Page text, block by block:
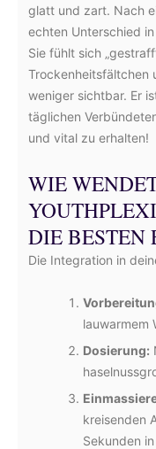
glatt und zart. Nach
echten Unterschied
Sie fühlt sich
Trockenheitsfältchen
weniger sichtbar. Er
täglichen
und vital zu erhalten!
WIE
DIE BESTEN
Die Integration in
lauwarmem
Dosierung:
kreisenden
Sekunden